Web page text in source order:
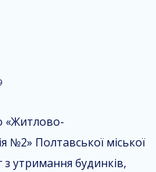
«Житлово-
№2» Полтавської міської
утримання будинків,